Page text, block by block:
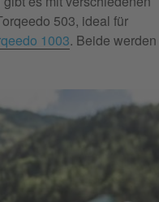
503, ideal für
1003. Beide werden